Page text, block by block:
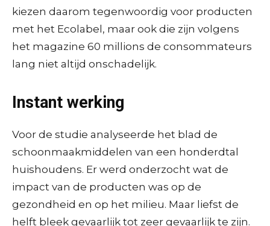
kiezen daarom tegenwoordig voor producten
met het Ecolabel, maar ook die zijn volgens
het magazine 60 millions de consommateurs
lang niet altijd onschadelijk.
Instant werking
Voor de studie analyseerde het blad de
schoonmaakmiddelen van een honderdtal
huishoudens. Er werd onderzocht wat de
impact van de producten was op de
gezondheid en op het milieu. Maar liefst de
helft bleek gevaarlijk tot zeer gevaarlijk te zijn.